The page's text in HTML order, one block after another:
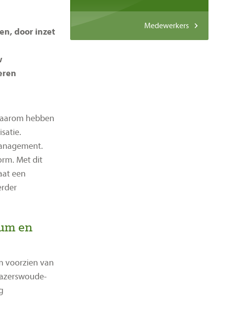
door inzet
hebben
.
Met dit
een
en
voorzien van
Medewerkers